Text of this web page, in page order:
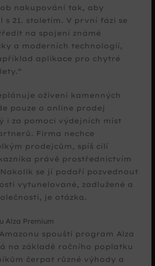
nakupování tak, aby
s 21. stoletím. V první fázi se
na spojení známé
a moderních technologií,
aplikace pro chytré
oživení kamenných
pouze o online prodej
i za pomoci výdejních míst
Firma nechce
prodejcům, spíš cílí
právě prostřednictvím
Nakolik se jí podaří pozvednout
vytunelované, zadlužené a
je otázka.
Alza Premium
spouští program Alza
na základě ročního poplatku
čerpat různé výhody a